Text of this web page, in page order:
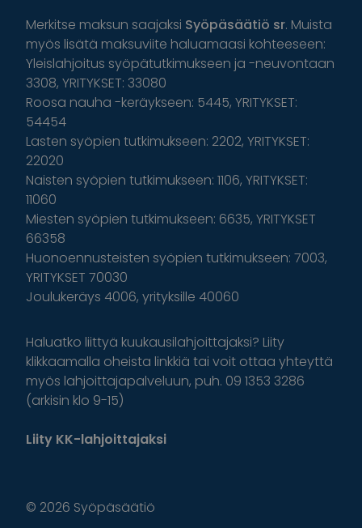
Merkitse maksun saajaksi Syöpäsäätiö sr. Muista
myös lisätä maksuviite haluamaasi kohteeseen:
Yleislahjoitus syöpätutkimukseen ja -neuvontaan
3308, YRITYKSET: 33080
Roosa nauha -keräykseen: 5445, YRITYKSET:
54454
Lasten syöpien tutkimukseen: 2202, YRITYKSET:
22020
Naisten syöpien tutkimukseen: 1106, YRITYKSET:
11060
Miesten syöpien tutkimukseen: 6635, YRITYKSET
66358
Huonoennusteisten syöpien tutkimukseen: 7003,
YRITYKSET 70030
Joulukeräys 4006, yrityksille 40060
Haluatko liittyä kuukausilahjoittajaksi? Liity
klikkaamalla oheista linkkiä tai voit ottaa yhteyttä
myös lahjoittajapalveluun, puh. 09 1353 3286
(arkisin klo 9-15)
Liity KK-lahjoittajaksi
© 2026 Syöpäsäätiö